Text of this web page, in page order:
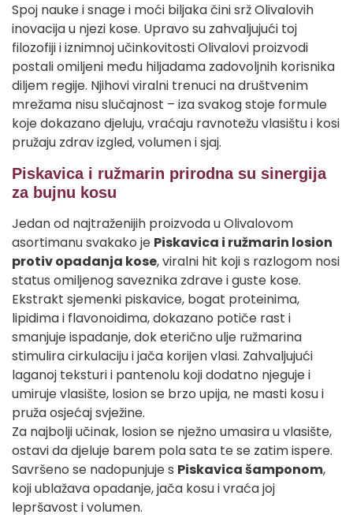
Spoj nauke i snage i moći biljaka čini srž Olivalovih
inovacija u njezi kose. Upravo su zahvaljujući toj
filozofiji i iznimnoj učinkovitosti Olivalovi proizvodi
postali omiljeni među hiljadama zadovoljnih korisnika
diljem regije. Njihovi viralni trenuci na društvenim
mrežama nisu slučajnost – iza svakog stoje formule
koje dokazano djeluju, vraćaju ravnotežu vlasištu i kosi
pružaju zdrav izgled, volumen i sjaj.
Piskavica i ružmarin prirodna su sinergija
za bujnu kosu
Jedan od najtraženijih proizvoda u Olivalovom
asortimanu svakako je Piskavica i ružmarin losion
protiv opadanja kose, viralni hit koji s razlogom nosi
status omiljenog saveznika zdrave i guste kose.
Ekstrakt sjemenki piskavice, bogat proteinima,
lipidima i flavonoidima, dokazano potiče rast i
smanjuje ispadanje, dok eterično ulje ružmarina
stimulira cirkulaciju i jača korijen vlasi. Zahvaljujući
laganoj teksturi i pantenolu koji dodatno njeguje i
umiruje vlasište, losion se brzo upija, ne masti kosu i
pruža osjećaj svježine.
Za najbolji učinak, losion se nježno umasira u vlasište,
ostavi da djeluje barem pola sata te se zatim ispere.
Savršeno se nadopunjuje s Piskavica šamponom,
koji ublažava opadanje, jača kosu i vraća joj
lepršavost i volumen.